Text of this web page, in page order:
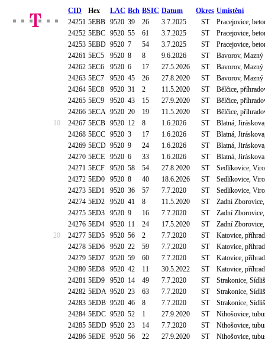
CID Hex LAC Bch BSIC Datum Okres Umístění
24251 5EBB 9520 39 26 3.7.2025 ST
Pracejovice,
24252 5EBC 9520 55 61 3.7.2025 ST
Pracejovice,
24253 5EBD 9520 7 54 3.7.2025 ST
Pracejovice,
24261 5EC5 9520 8 8 9.6.2026 ST
Bavorov,
24262 5EC6 9520 6 17 27.5.2026 ST
Bavorov,
24263 5EC7 9520 45 26 27.8.2020 ST
Bavorov,
24264 5EC8 9520 31 2 11.5.2020 ST
Bělčice,
24265 5EC9 9520 43 15 27.9.2020 ST
Bělčice,
24266 5ECA 9520 20 19 11.5.2020 ST
Bělčice,
10
24267 5ECB 9520 12 8 1.6.2026 ST
Blatná,
24268 5ECC 9520 3 17 1.6.2026 ST
Blatná,
24269 5ECD 9520 9 24 1.6.2026 ST
Blatná,
24270 5ECE 9520 6 33 1.6.2026 ST
Blatná,
24271 5ECF 9520 58 54 27.8.2020 ST
Sedlíkovice,
24272 5ED0 9520 8 40 18.6.2026 ST
Sedlíkovice,
24273 5ED1 9520 36 57 7.7.2020 ST
Sedlíkovice,
24274 5ED2 9520 41 8 11.5.2020 ST
Zadní
24275 5ED3 9520 9 16 7.7.2020 ST
Zadní
24276 5ED4 9520 11 24 17.5.2020 ST
Zadní
20
24277 5ED5 9520 56 2 7.7.2020 ST
Katovice,
24278 5ED6 9520 22 59 7.7.2020 ST
Katovice,
24279 5ED7 9520 59 60 7.7.2020 ST
Katovice,
24280 5ED8 9520 42 11 30.5.2022 ST
Katovice,
24281 5ED9 9520 14 49 7.7.2020 ST
Strakonice,
24282 5EDA 9520 23 63 7.7.2020 ST
Strakonice,
24283 5EDB 9520 46 8 7.7.2020 ST
Strakonice,
24284 5EDC 9520 52 1 27.9.2020 ST
Nihošovice,
24285 5EDD 9520 23 14 7.7.2020 ST
Nihošovice,
24286 5EDE 9520 56 22 27.9.2020 ST
Nihošovice,